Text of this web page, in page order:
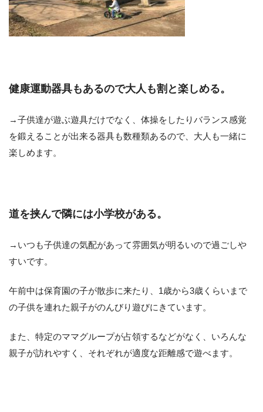
健康運動器具もあるので大人も割と楽しめる。
→子供達が遊ぶ遊具だけでなく、体操をしたりバランス感覚
を鍛えることが出来る器具も数種類あるので、大人も一緒に
楽しめます。
道を挟んで隣には小学校がある。
→いつも子供達の気配があって雰囲気が明るいので過ごしや
すいです。
午前中は保育園の子が散歩に来たり、1歳から3歳くらいまで
の子供を連れた親子がのんびり遊びにきています。
また、特定のママグループが占領するなどがなく、いろんな
親子が訪れやすく、それぞれが適度な距離感で遊べます。